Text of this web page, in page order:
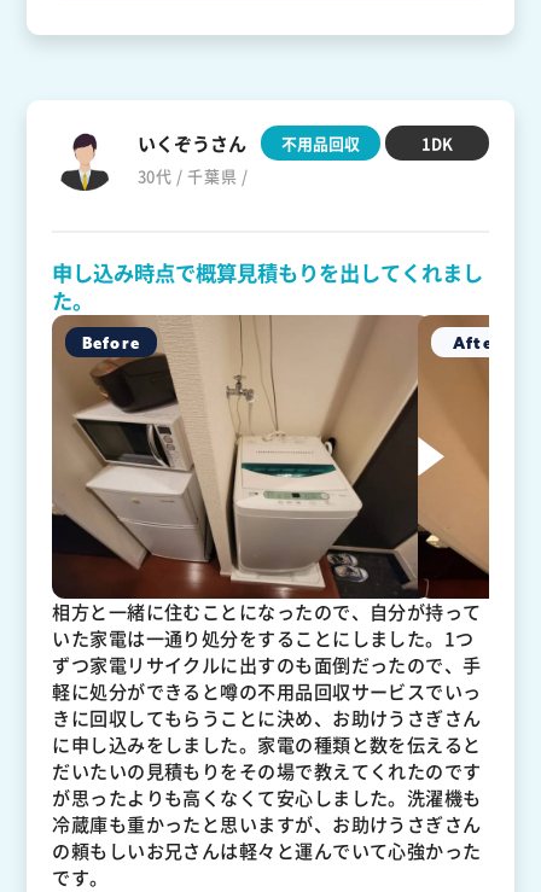
いくぞうさん
30代 / 千葉県 /
不用品回収 1DK
申し込み時点で概算見積もりを出してくれまし
た。
相方と一緒に住むことになったので、自分が持って
いた家電は一通り処分をすることにしました。1つ
ずつ家電リサイクルに出すのも面倒だったので、手
軽に処分ができると噂の不用品回収サービスでいっ
きに回収してもらうことに決め、お助けうさぎさん
に申し込みをしました。家電の種類と数を伝えると
だいたいの見積もりをその場で教えてくれたのです
が思ったよりも高くなくて安心しました。洗濯機も
冷蔵庫も重かったと思いますが、お助けうさぎさん
の頼もしいお兄さんは軽々と運んでいて心強かった
です。